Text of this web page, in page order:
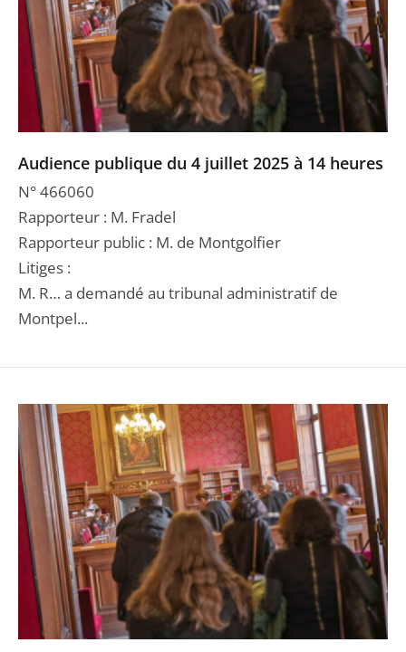
Audience publique du 4 juillet 2025 à 14 heures
N° 466060
Rapporteur : M. Fradel
Rapporteur public : M. de Montgolfier
Litiges :
M. R… a demandé au tribunal administratif de
Montpel...